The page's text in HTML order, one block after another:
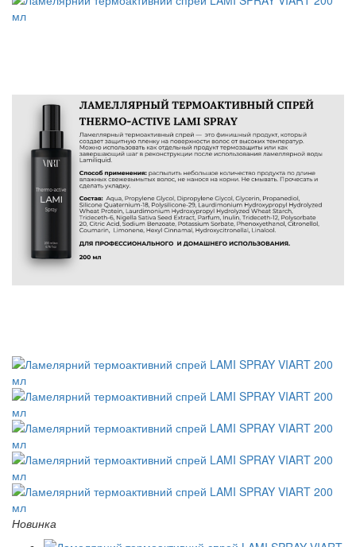
Новинка